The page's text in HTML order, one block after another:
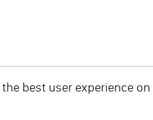
best user experience